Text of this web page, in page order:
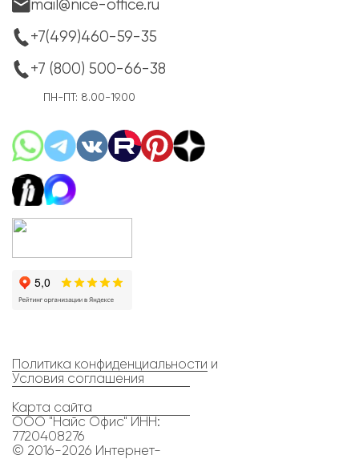
mail@nice-office.ru
+7(499)460-59-35
+7 (800) 500-66-38
ПН-ПТ: 8.00-19.00
Политика конфиденциальности и
Условия соглашения
Карта сайта
ООО "Найс Офис" ИНН:
7720408276
© 2016-2026 Интернет-